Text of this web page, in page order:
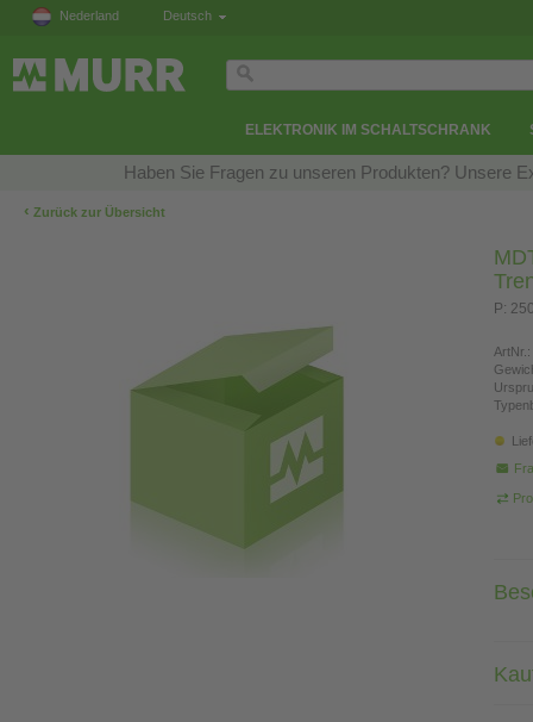
Nederland Deutsch
ELEKTRONIK IM SCHALTSCHRANK
Haben Sie Fragen zu unseren Produkten? Unsere
‹ Zurück zur Übersicht
P:
ArtNr.: